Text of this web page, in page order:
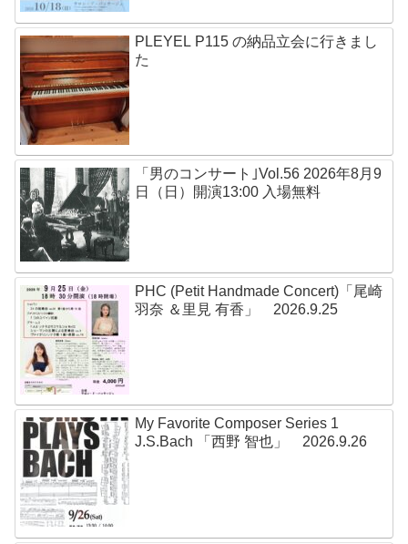
PLEYEL P115 の納品立会に行きまし
た
「男のコンサート｣Vol.56 2026年8月9
日（日）開演13:00 入場無料
PHC (Petit Handmade Concert)「尾崎
羽奈 ＆里見 有香」 2026.9.25
My Favorite Composer Series 1
J.S.Bach 「西野 智也」 2026.9.26